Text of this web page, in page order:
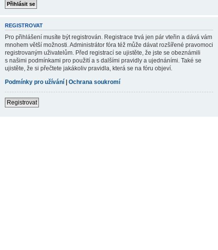
REGISTROVAT
Pro přihlášení musíte být registrován. Registrace trvá jen pár vteřin a dává vám
mnohem větší možnosti. Administrátor fóra též může dávat rozšířené pravomoci
registrovaným uživatelům. Před registrací se ujistěte, že jste se obeznámili
s našimi podmínkami pro použití a s dalšími pravidly a ujednáními. Také se
ujistěte, že si přečtete jakákoliv pravidla, která se na fóru objeví.
Podmínky pro užívání | Ochrana soukromí
Registrovat